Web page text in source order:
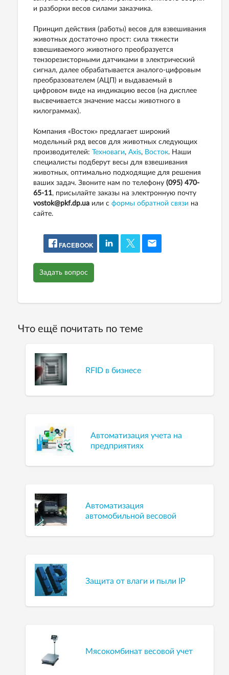
и разборки весов силами заказчика.
Принцип действия (работы) весов для взвешивания
животных достаточно прост: сила тяжести
взвешиваемого животного преобразуется
тензорезисторными датчиками в электрический
сигнал, далее обрабатывается аналого-цифровым
преобразователем (АЦП) и выдаваемый в
цифровом виде на индикацию весов (на дисплее
высвечивается значение массы животного в
килограммах).
Компания «Восток» предлагает широкий
модельный ряд весов для животных следующих
производителей: Техноваги, Axis, Восток. Наши
специалисты подберут весы для взвешивания
животных, оптимально подходящие для решения
ваших задач. Звоните нам по телефону (095) 470-
65-11, присылайте заказы на электронную почту
vostok@pkf.dp.ua или с формы обратной связи на
сайте.
FACEBOOK
Задать вопрос
Что ещё почитать по теме
RFID в бизнесе
Автоматизация учета на
предприятиях
Автоматизация
автомобильной весовой
Защита от влаги и пыли IP
Мясокомбинат весовой учет